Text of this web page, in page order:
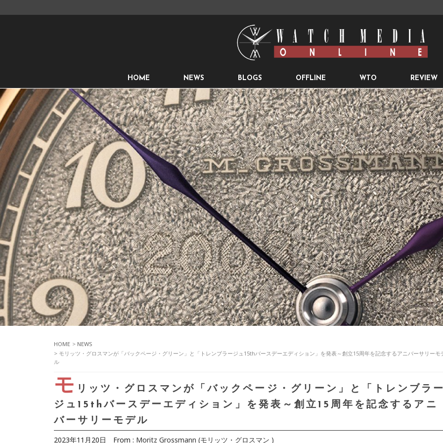
HOME NEWS BLOGS OFFLINE WTO REVIEW
HOME > NEWS
> モリッツ・グロスマンが「バックページ・グリーン」と「トレンブラージュ15thバースデーエディション」を発表～創立15周年を記念するアニバーサリーモ
ル
モ リッツ・グロスマンが「バックページ・グリーン」と「トレンブラ
ジュ15thバースデーエディション」を発表～創立15周年を記念するアニ
バーサリーモデル
2023年11月20日 From : Moritz Grossmann (モリッツ・グロスマン )